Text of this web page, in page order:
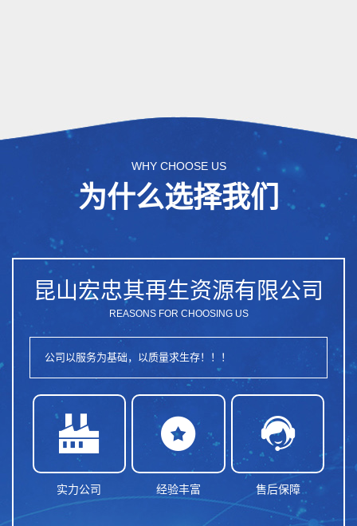
WHY CHOOSE US
为什么选择我们
昆山宏忠其再生资源有限公司
REASONS FOR CHOOSING US
公司以服务为基础，以质量求生存！！！

实力公司

经验丰富

售后保障